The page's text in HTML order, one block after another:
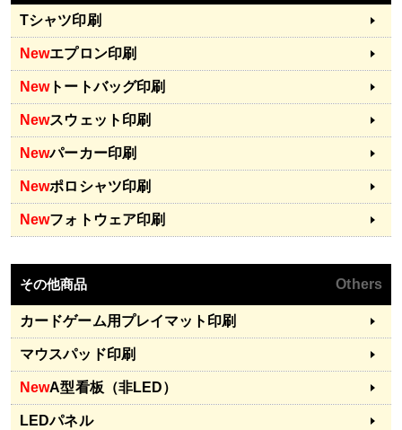
Tシャツ印刷
Newエプロン印刷
Newトートバッグ印刷
Newスウェット印刷
Newパーカー印刷
Newポロシャツ印刷
Newフォトウェア印刷
その他商品 Others
カードゲーム用プレイマット印刷
マウスパッド印刷
NewA型看板（非LED）
LEDパネル